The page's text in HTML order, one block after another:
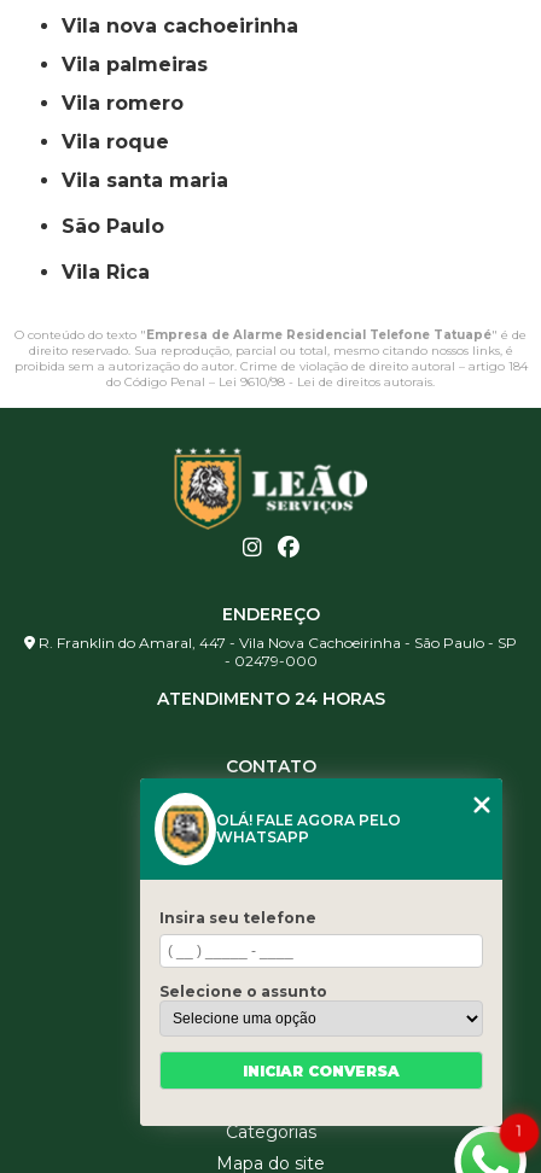
vila nova cachoeirinha
vila palmeiras
vila romero
vila roque
vila santa maria
São Paulo
Vila Rica
O conteúdo do texto "Empresa de Alarme Residencial Telefone Tatuapé" é de
direito reservado. Sua reprodução, parcial ou total, mesmo citando nossos links, é
proibida sem a autorização do autor. Crime de violação de direito autoral – artigo 184
do Código Penal – Lei 9610/98 - Lei de direitos autorais.
ENDEREÇO
R. Franklin do Amaral, 447 - Vila Nova Cachoeirinha - São Paulo - SP
- 02479-000
ATENDIMENTO 24 HORAS
CONTATO
(11) 3461-5871
contato@leaoservicos.com.br
Home
Quem somos
Serviços
Blog
Categorias
Mapa do site
1
OLÁ! FALE AGORA PELO
WHATSAPP
Insira seu telefone
Selecione o assunto
INICIAR CONVERSA